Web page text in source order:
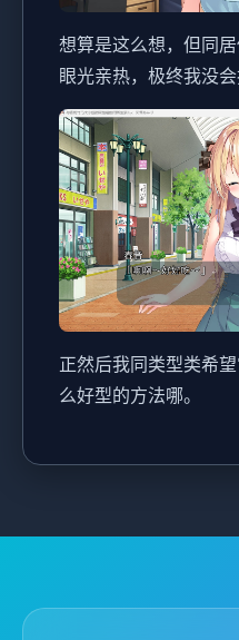
想算是这么想，但同
眼光亲热，极终我没会
正然后我同类型类希
么好型的方法哪。